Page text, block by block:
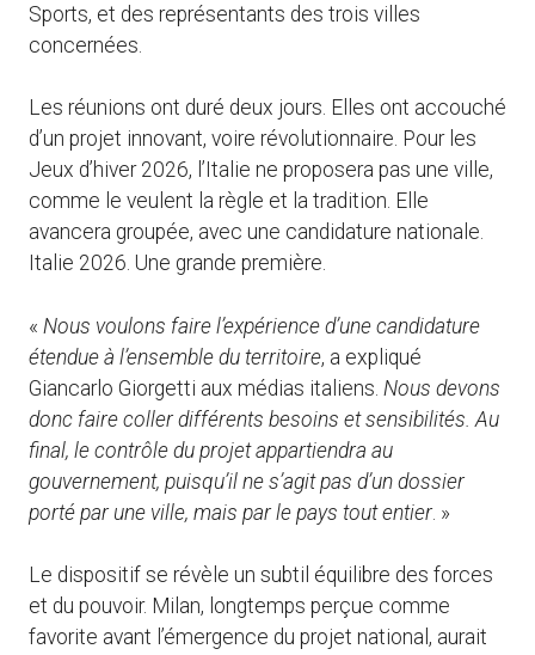
Sports, et des représentants des trois villes
concernées.
Les réunions ont duré deux jours. Elles ont accouché
d’un projet innovant, voire révolutionnaire. Pour les
Jeux d’hiver 2026, l’Italie ne proposera pas une ville,
comme le veulent la règle et la tradition. Elle
avancera groupée, avec une candidature nationale.
Italie 2026. Une grande première.
« Nous voulons faire l’expérience d’une candidature
étendue à l’ensemble du territoire, a expliqué
Giancarlo Giorgetti aux médias italiens. Nous devons
donc faire coller différents besoins et sensibilités. Au
final, le contrôle du projet appartiendra au
gouvernement, puisqu’il ne s’agit pas d’un dossier
porté par une ville, mais par le pays tout entier. »
Le dispositif se révèle un subtil équilibre des forces
et du pouvoir. Milan, longtemps perçue comme
favorite avant l’émergence du projet national, aurait